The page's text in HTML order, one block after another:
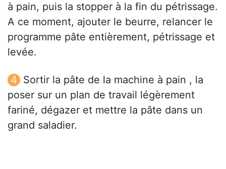
à pain, puis la stopper à la fin du pétrissage.
A ce moment, ajouter le beurre, relancer le
programme pâte entièrement, pétrissage et
levée.
Sortir la pâte de la machine à pain , la
poser sur un plan de travail légèrement
fariné, dégazer et mettre la pâte dans un
grand saladier.